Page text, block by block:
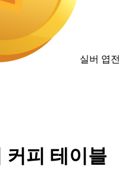
실버 엽전
커피 테이블